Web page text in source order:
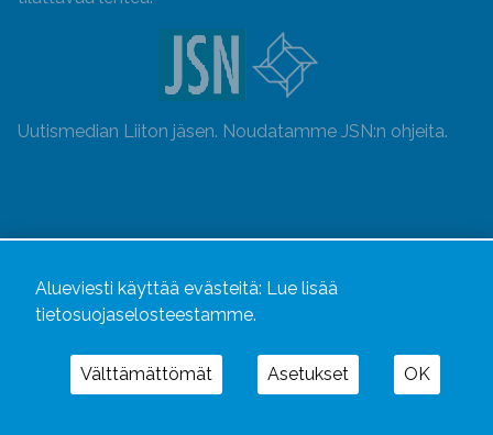
Uutismedian Liiton jäsen. Noudatamme JSN:n ohjeita.
Alueviesti käyttää evästeitä: Lue lisää
tietosuojaselosteestamme.
Välttämättömät Asetukset OK